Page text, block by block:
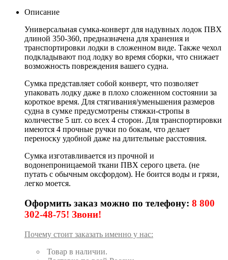
Описание
Универсальная сумка-конверт для надувных лодок ПВХ
длиной 350-360, предназначена для хранения и
транспортировки лодки в сложенном виде. Также чехол
подкладывают под лодку во время сборки, что снижает
возможность повреждения вашего судна.
Сумка представляет собой конверт, что позволяет
упаковать лодку даже в плохо сложенном состоянии за
короткое время. Для стягивания/уменьшения размеров
судна в сумке предусмотрены стяжки-стропы в
количестве 5 шт. со всех 4 сторон. Для транспортировки
имеются 4 прочные ручки по бокам, что делает
переноску удобной даже на длительные расстояния.
Сумка изготавливается из прочной и
водонепроницаемой ткани ПВХ серого цвета. (не
путать с обычным оксфордом). Не боится воды и грязи,
легко моется.
Оформить заказ можно по телефону: 8 800
302-48-75! Звони!
Почему стоит заказать именно у нас:
Товар в наличии.